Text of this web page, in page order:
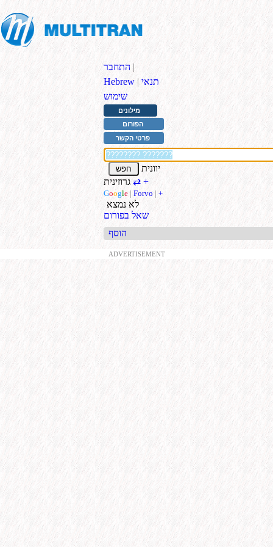
התחבר |
Hebrew | תנאי
שימוש
מילונים
הפורום
פרטי הקשר
יוונית
⇄ +
Google | Forvo | +
לא נמצא
שאל בפורום
הוסף
ADVERTISEMENT